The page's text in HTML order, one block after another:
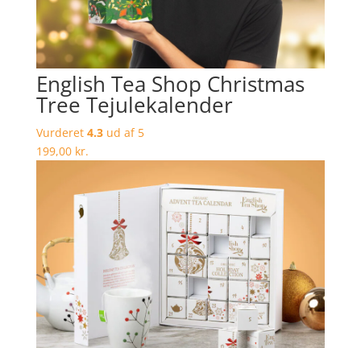
English Tea Shop Christmas
Tree Tejulekalender
Vurderet 4.3ud af 5
199,00 kr.